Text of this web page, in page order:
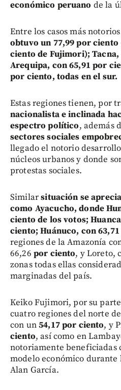
económico peruano de la
Entre los casos más
obtuvo un 77,99 por
ciento de Fujimori);
Arequipa, con 65,91 por
por ciento, todas en el sur.
Estas regiones tienen, por
nacionalista e inclinada
espectro político, además
sectores sociales
llegado el notorio
núcleos urbanos y donde
protestas sociales.
Similarsituación se
como Ayacucho, donde
ciento de los votos;
ciento; Huánuco, con
regiones de la Amazonía
66,26 por ciento, y Loreto,
zonas todas ellas
marginadas del país.
Keiko Fujimori, por su
cuatro regiones del norte
con un54,17por ciento, y
ciento, así como en
notoriamente beneficiadas
modelo económico
Alan García.